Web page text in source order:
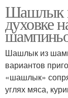
Шампиньоны
Шашлык
духовке
Шашлык из
вариантов
«шашлык»
углях мяса,